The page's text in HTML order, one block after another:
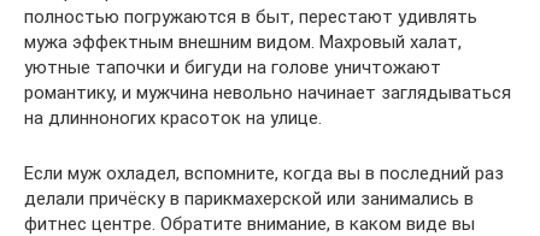
полностью погружаются в быт, перестают удивлять
мужа эффектным внешним видом. Махровый халат,
уютные тапочки и бигуди на голове уничтожают
романтику, и мужчина невольно начинает заглядываться
на длинноногих красоток на улице.
Если муж охладел, вспомните, когда вы в последний раз
делали причёску в парикмахерской или занимались в
фитнес центре. Обратите внимание, в каком виде вы